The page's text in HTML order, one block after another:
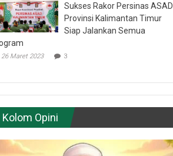
Sukses Rakor Persinas ASAD
Provinsi Kalimantan Timur
Siap Jalankan Semua
26 Maret 2023 3
Kolom Opini